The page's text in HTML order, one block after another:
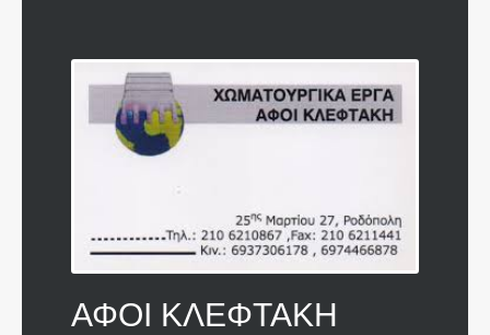
ΑΦΟΙ ΚΛΕΦΤΑΚΗ